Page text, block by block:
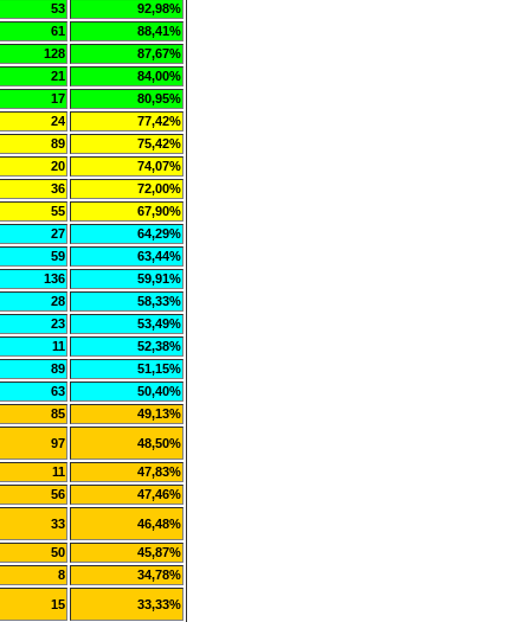
53
92,98%
61
88,41%
128
87,67%
21
84,00%
17
80,95%
24
77,42%
89
75,42%
20
74,07%
36
72,00%
55
67,90%
27
64,29%
59
63,44%
136
59,91%
28
58,33%
23
53,49%
11
52,38%
89
51,15%
63
50,40%
85 49,13%
97
48,50%
11
47,83%
56 47,46%
33
46,48%
50
45,87%
8 34,78%
15 33,33%